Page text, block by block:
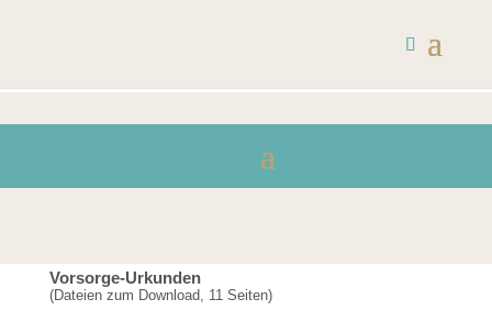
Vorsorge-Urkunden
(Dateien zum Download, 11 Seiten)